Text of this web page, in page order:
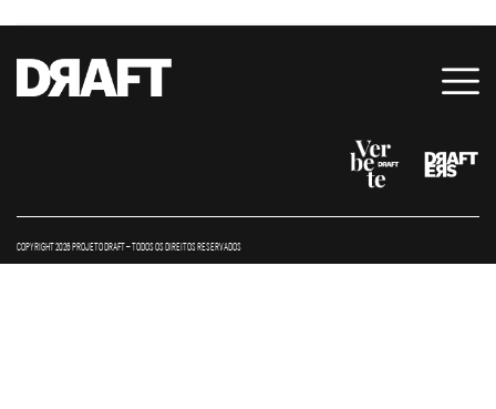
COPYRIGHT 2026 PROJETO DRAFT – TODOS OS DIREITOS RESERVADOS